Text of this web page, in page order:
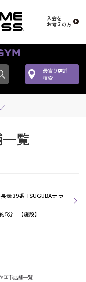
入会を
お考えの方
最寄り店舗
検索
覧
表39番 TSUGUBAテラ
約5分 【施設】
ほ市店舗一覧